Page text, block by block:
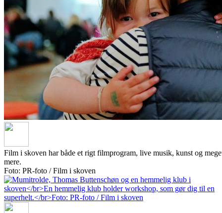
Film i skoven har både et rigt filmprogram, live musik, kunst og
mere.
Foto: PR-foto / Film i skoven